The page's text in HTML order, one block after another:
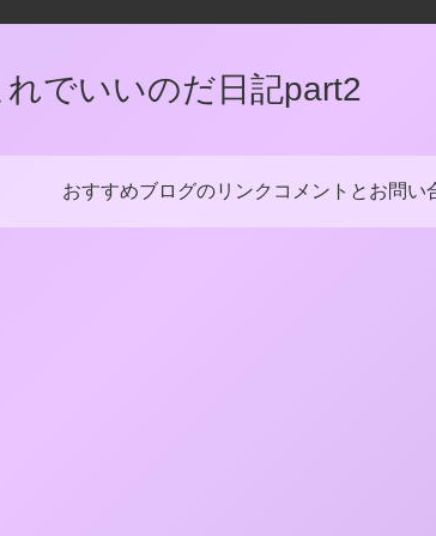
れでいいのだ日記part2
おすすめブログのリンク コメントとお問い